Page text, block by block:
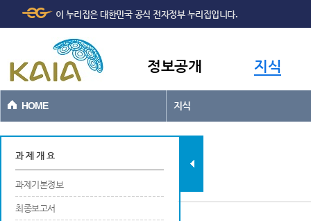
본문바로가기
이 누리집은 대한민국 공식 전자정부 누리집입니다.
정보공개 지식
HOME 지식
과제현황
과 제 개 요
과제기본정보
최종보고서